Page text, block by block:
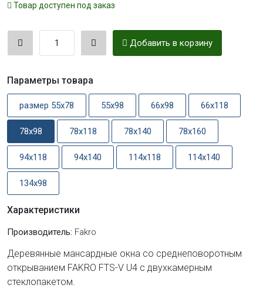
Товар доступен под заказ
Добавить в корзину
Параметры товара
размер 55x78 55x98 66x98 66x118
78x98 78x118 78x140 78x160
94x118 94x140 114x118 114x140
134x98
Характеристики
Производитель: Fakro
Деревянные мансардные окна со среднеповоротным
открыванием FAKRO FTS-V U4 с двухкамерным
стеклопакетом.